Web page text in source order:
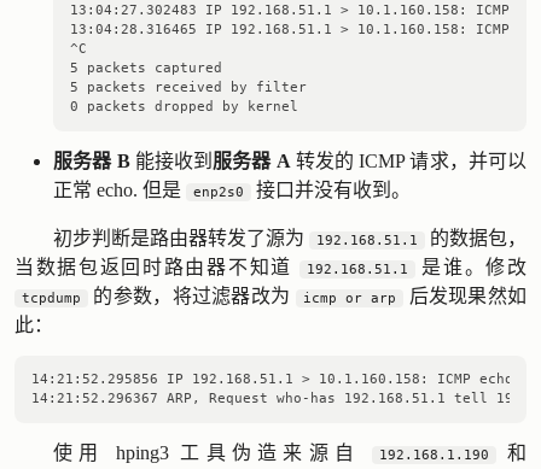
13:04:27.302483 IP 192.168.51.1 > 10.1.160.158: ICMP
13:04:28.316465 IP 192.168.51.1 > 10.1.160.158: ICMP
^C
5 packets captured
5 packets received by filter
服务器 B能接收到 服务器 A 转发的 ICMP 请求，并可以
正常 echo. 但是
enp2s0 接口并没有收到。
初步判断是路由器转发了源为 192.168.51.1
的数据包，
当数据包返回时路由器不知道
192.168.51.1 是谁。修改
tcpdump 的参数，将过滤器改为 icmp or arp
后发现果然如
此：
14:21:52.295856 IP 192.168.51.1 > 10.1.160.158: ICMP
使用 hping3 工具伪造来源自 192.168.1.190 和